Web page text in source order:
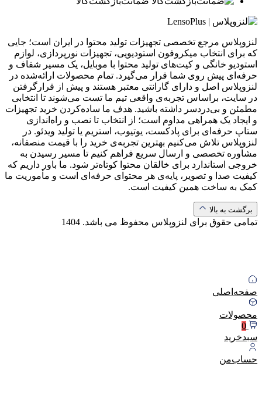
لنزوپلاس مرجع تخصصی تجهیزات تولید محتوا در ایران است؛ جایی
که برای انتخاب میکروفون استودیویی، تجهیزات نورپردازی، لوازم
استودیو خانگی و کیت‌های تولید محتوا با موبایل، یک مسیر شفاف و
حرفه‌ای پیش روی شما قرار می‌گیرد. تمام محصولات ارائه‌شده در
لنزوپلاس اصل و دارای گارانتی معتبر هستند و پیش از قرارگرفتن
در سایت، براساس تجربه‌ی واقعی تیم ما تست می‌شوند تا انتخابی
مطمئن و بی‌دردسر داشته باشید. هدف ما ساده‌کردن خرید تجهیزات
و ایجاد یک همراهی مداوم است؛ از انتخاب تا نصب و راه‌اندازی
ستاپ حرفه‌ای برای پادکست، یوتیوب، استریم یا تولید ویدئو. در
لنزوپلاس تلاش می‌کنیم بهترین تجربه‌ی خرید را با قیمت منصفانه،
مشاوره تخصصی و ارسال سریع فراهم کنیم تا مسیر رسیدن به
خروجی استاندارد برای خالقان محتوا کوتاه‌تر شود. ما باور داریم که
کیفیت صدا و تصویر، پایه‌ی هر محتوای حرفه‌ای است و مأموریت ما
کمک به ساخت همین کیفیت است.
برگشت به بالا
تمامی حقوق برای لنزوپلاس محفوظ می باشد. 1404
صفحه‌اصلی
محصولات
0
سبد‌خرید
حساب‌من